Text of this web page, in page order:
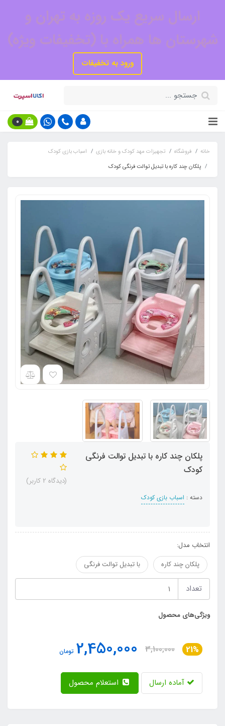
ارسال سریع یک روزه به تهران و
شهرستان ها همراه با (تخفیفات ویژه)
ورود به تخفیفات
0
خانه فروشگاه تجهیزات مهد کودک و خانه بازی
اسباب بازی کودک
پلکان چند کاره با تبدیل توالت فرنگی کودک
پلکان چند کاره با تبدیل توالت فرنگی
کودک
دسته : اسباب بازی کودک
(دیدگاه 2 کاربر)
انتخاب مدل:
پلکان چند کاره
با تبدیل توالت فرنگی
تعداد
ویژگی‌های محصول
21%
3,100,000
2,450,000 تومان
آماده ارسال